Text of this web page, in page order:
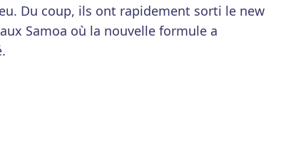
Du coup, ils ont rapidement sorti le new
Samoa où la nouvelle formule a